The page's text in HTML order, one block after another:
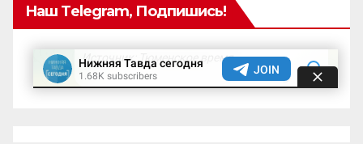
Наш Telegram, Подпишись!